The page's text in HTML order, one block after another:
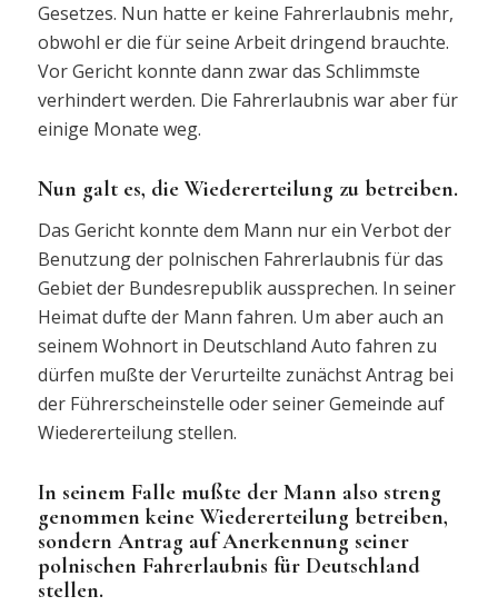
Gesetzes. Nun hatte er keine Fahrerlaubnis mehr,
obwohl er die für seine Arbeit dringend brauchte.
Vor Gericht konnte dann zwar das Schlimmste
verhindert werden. Die Fahrerlaubnis war aber für
einige Monate weg.
Nun galt es, die Wiedererteilung zu betreiben.
Das Gericht konnte dem Mann nur ein Verbot der
Benutzung der polnischen Fahrerlaubnis für das
Gebiet der Bundesrepublik aussprechen. In seiner
Heimat dufte der Mann fahren. Um aber auch an
seinem Wohnort in Deutschland Auto fahren zu
dürfen mußte der Verurteilte zunächst Antrag bei
der Führerscheinstelle oder seiner Gemeinde auf
Wiedererteilung stellen.
In seinem Falle mußte der Mann also streng
genommen keine Wiedererteilung betreiben,
sondern Antrag auf Anerkennung seiner
polnischen Fahrerlaubnis für Deutschland
stellen.